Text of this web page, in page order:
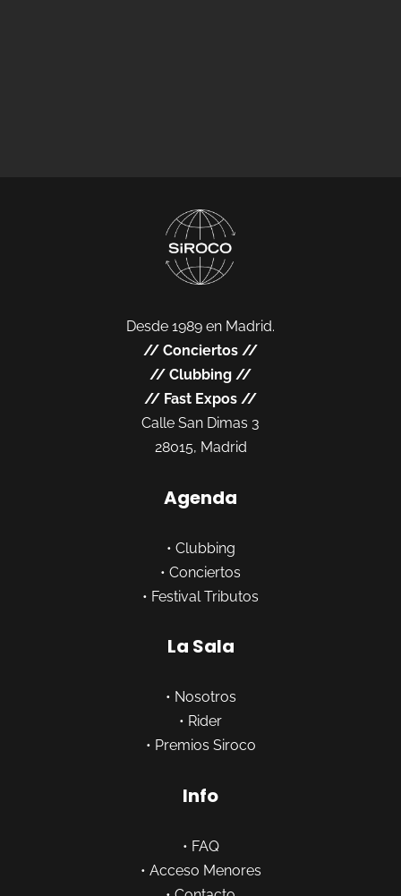
Desde 1989 en Madrid.
// Conciertos //
// Clubbing //
// Fast Expos //
Calle San Dimas 3
28015, Madrid
Agenda
• Clubbing
• Conciertos
• Festival Tributos
La Sala
• Nosotros
• Rider
• Premios Siroco
Info
• FAQ
• Acceso Menores